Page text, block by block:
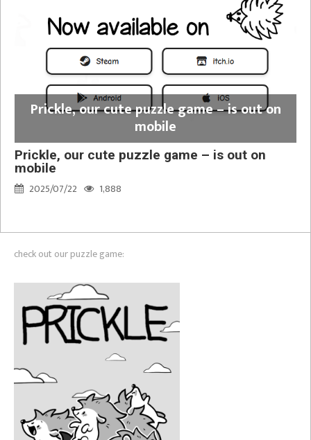
Prickle, our cute puzzle game – is out on
mobile
Prickle, our cute puzzle game – is out on
mobile
2025/07/22
1,888
check out our puzzle game: